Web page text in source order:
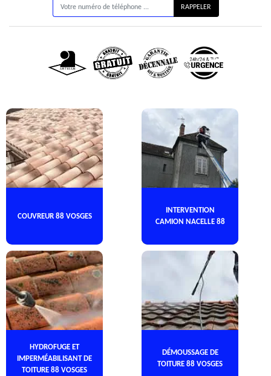
COUVREUR 88 VOSGES
INTERVENTION
CAMION NACELLE 88
HYDROFUGE ET
IMPERMÉABILISANT DE
TOITURE 88 VOSGES
DÉMOUSSAGE DE
TOITURE 88 VOSGES